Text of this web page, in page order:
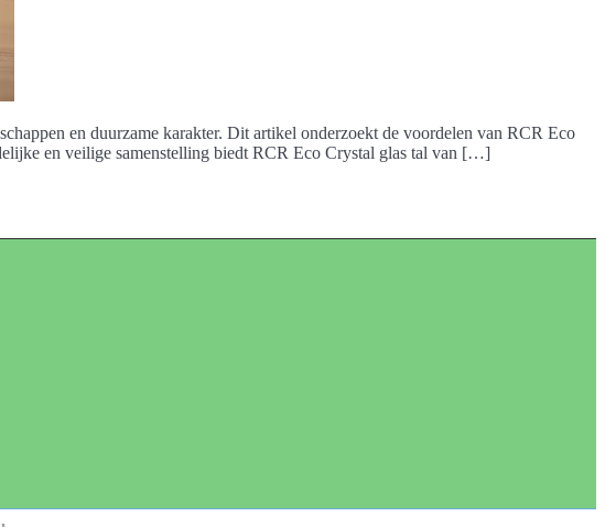
en duurzame karakter. Dit artikel onderzoekt de voordelen van RCR Eco
en veilige samenstelling biedt RCR Eco Crystal glas tal van […]